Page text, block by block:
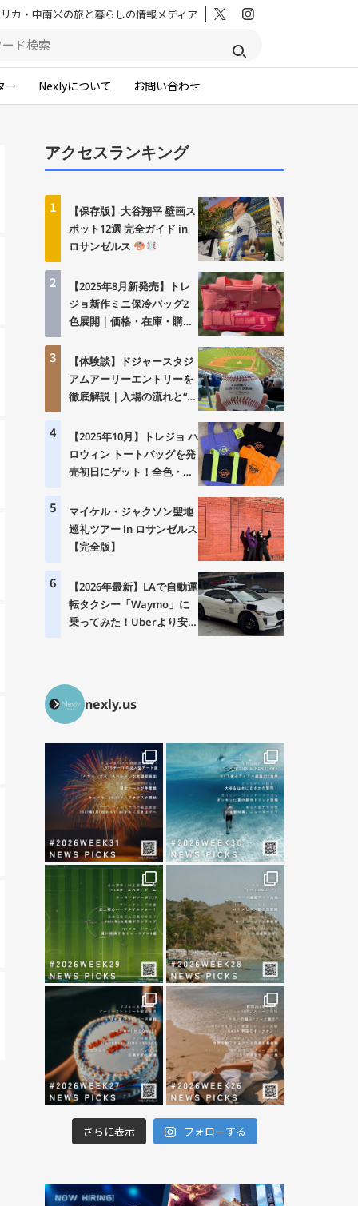
カ・中南米の旅と暮らしの情報メディア
ー Nexlyについて お問い合わせ
アクセスランキング
1
【保存版】大谷翔平 壁画ス
ポット12選 完全ガイド in
ロサンゼルス
2
【2025年8月新発売】トレ
ジョ新作ミニ保冷バッグ2
色展開｜価格・在庫・購入
3
【体験談】ドジャースタジ
アムアーリーエントリーを
徹底解説｜入場の流れと“神
4
【2025年10月】トレジョ ハ
ロウィン トートバッグを発
売初日にゲット！全色・価
5
マイケル・ジャクソン聖地
巡礼ツアー in ロサンゼルス
【完全版】
6
【2026年最新】LAで自動運
転タクシー「Waymo」に
乗ってみた！Uberより安
nexly.us
さらに表示 フォローする